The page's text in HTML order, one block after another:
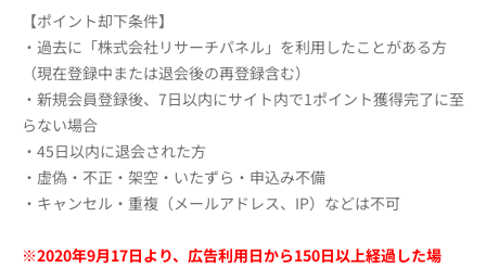
【ポイント却下条件】
・過去に「株式会社リサーチパネル」を利用したことがある方
（現在登録中または退会後の再登録含む）
・新規会員登録後、7日以内にサイト内で1ポイント獲得完了に至
らない場合
・45日以内に退会された方
・虚偽・不正・架空・いたずら・申込み不備
・キャンセル・重複（メールアドレス、IP）などは不可
※2020年9月17日より、広告利用日から150日以上経過した場